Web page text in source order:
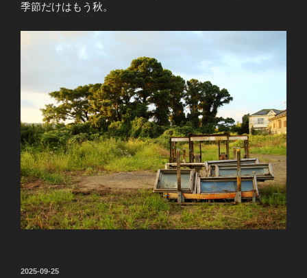
季節だけはもう秋。
投
2025-09-25